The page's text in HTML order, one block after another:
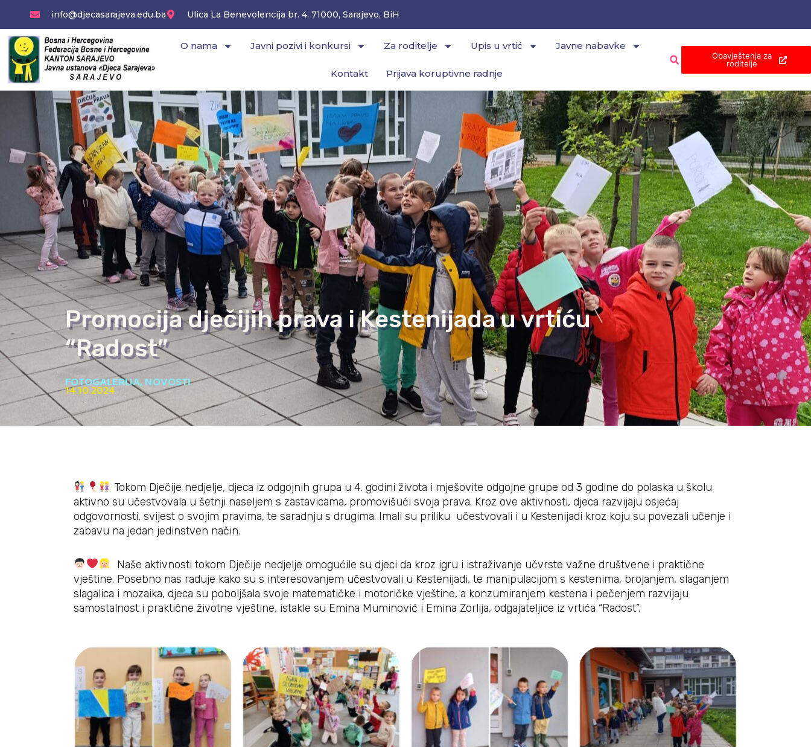
content
info@djecasarajeva.edu.ba Ulica La Benevolencija br. 4. 71000, Sarajevo, BiH
O nama Javni pozivi i konkursi Za roditelje Upis u vrtić Javne nabavke
Kontakt Prijava koruptivne radnje
Obavještenja za
roditelje
Promocija dječijih prava i Kestenijada u vrtiću
“Radost”
FOTOGALERIJA,NOVOSTI
14.10.2024
Tokom Dječije nedjelje, djeca iz odgojnih grupa u 4. godini života i mješovite odgojne grupe od 3 godine do polaska u školu
aktivno su učestvovala u šetnji naseljem s zastavicama, promovišući svoja prava. Kroz ove aktivnosti, djeca razvijaju osjećaj
odgovornosti, svijest o svojim pravima, te saradnju s drugima. Imali su priliku učestvovali i u Kestenijadi kroz koju su povezali učenje i
zabavu na jedan jedinstven način.
Naše aktivnosti tokom Dječije nedjelje omogućile su djeci da kroz igru i istraživanje učvrste važne društvene i praktične
vještine. Posebno nas raduje kako su s interesovanjem učestvovali u Kestenijadi, te manipulacijom s kestenima, brojanjem, slaganjem
slagalica i mozaika, djeca su poboljšala svoje matematičke i motoričke vještine, a konzumiranjem kestena i pečenjem razvijaju
samostalnost i praktične životne vještine, istakle su Emina Muminović i Emina Zorlija, odgajateljice iz vrtića “Radost”.